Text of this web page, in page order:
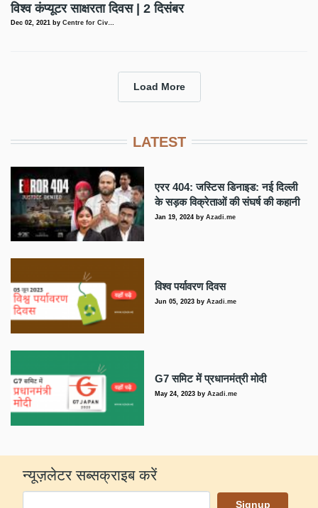
विश्व कंप्यूटर साक्षरता दिवस | 2 दिसंबर
Dec 02, 2021 by Centre for Civ…
Load More
LATEST
एरर 404: जस्टिस डिनाइड: नई दिल्ली
के सड़क विक्रेताओं की संघर्ष की कहानी
Jan 19, 2024 byAzadi.me
विश्व पर्यावरण दिवस
Jun 05, 2023 byAzadi.me
G7 समिट में प्रधानमंत्री मोदी
May 24, 2023 byAzadi.me
न्यूज़लेटर सब्सक्राइब करें